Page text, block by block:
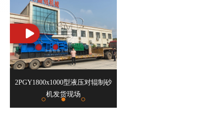
2PGY1800x1000型液压对辊制砂
机发货现场